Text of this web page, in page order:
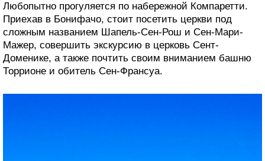
Любопытно прогуляется по набережной Компаретти.
Приехав в Бонифачо, стоит посетить церкви под
сложным названием Шапель-Сен-Рош и Сен-Мари-
Мажер, совершить экскурсию в церковь Сент-
Доменике, а также почтить своим вниманием башню
Торрионе и обитель Сен-Франсуа.